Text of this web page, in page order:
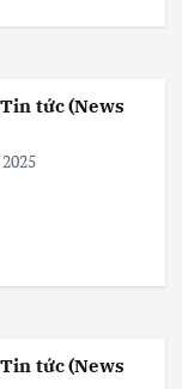
tức (News
tức (News